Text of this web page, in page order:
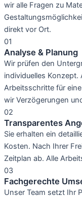
wir alle Fragen zu
direkt vor Ort.
01
Analyse & Planung
Wir prüfen den
individuelles Konzept.
Arbeitsschritte für
wir Verzögerungen
02
Transparentes
Sie erhalten ein
Kosten. Nach Ihrer
Zeitplan ab. Alle
03
Fachgerechte
Unser Team setzt Ihr